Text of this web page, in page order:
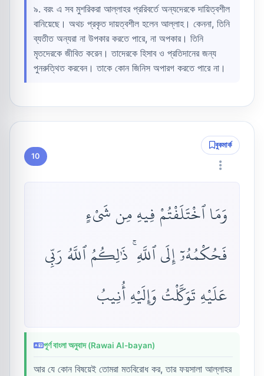
৯. বরং এ সব মুশরিকরা আল্লাহর প্ররিবর্তে অন্যদেরকে দায়িত্বশীল
বানিয়েছে। অথচ প্রকৃত দায়ত্বশীল হলেন আল্লাহ। কেননা, তিনি
ব্যতীত অন্যরা না উপকার করতে পারে, না অপকার। তিনি
মৃতদেরকে জীবিত করেন। তাদেরকে হিসাব ও প্রতিদানের জন্য
পুনরুত্থিত করবেন। তাকে কোন জিনিস অপারগ করতে পারে না।
10
বুকমার্ক
وَمَا ٱخْتَلَفْتُمْ فِيهِ مِن شَىْءٍ
فَحُكْمُهُۥٓ إِلَى ٱللَّهِ ۚ ذَٰلِكُمُ ٱللَّهُ رَبِّى
عَلَيْهِ تَوَكَّلْتُ وَإِلَيْهِ أُنِيبُ
পূর্ণ বাংলা অনুবাদ (Rawai Al-bayan)
আর যে কোন বিষয়েই তোমরা মতবিরোধ কর, তার ফয়সালা আল্লাহর